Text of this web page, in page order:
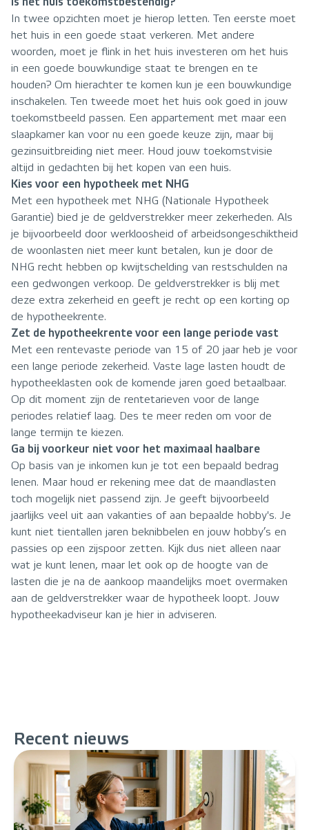
In twee opzichten moet je hierop letten. Ten eerste moet
het huis in een goede staat verkeren. Met andere
woorden, moet je flink in het huis investeren om het huis
in een goede bouwkundige staat te brengen en te
houden? Om hierachter te komen kun je een bouwkundige
inschakelen. Ten tweede moet het huis ook goed in jouw
toekomstbeeld passen. Een appartement met maar een
slaapkamer kan voor nu een goede keuze zijn, maar bij
gezinsuitbreiding niet meer. Houd jouw toekomstvisie
altijd in gedachten bij het kopen van een huis.
Kies voor een hypotheek met NHG
Met een hypotheek met NHG (Nationale Hypotheek
Garantie) bied je de geldverstrekker meer zekerheden. Als
je bijvoorbeeld door werkloosheid of arbeidsongeschiktheid
de woonlasten niet meer kunt betalen, kun je door de
NHG recht hebben op kwijtschelding van restschulden na
een gedwongen verkoop. De geldverstrekker is blij met
deze extra zekerheid en geeft je recht op een korting op
de hypotheekrente.
Zet de hypotheekrente voor een lange periode vast
Met een rentevaste periode van 15 of 20 jaar heb je voor
een lange periode zekerheid. Vaste lage lasten houdt de
hypotheeklasten ook de komende jaren goed betaalbaar.
Op dit moment zijn de rentetarieven voor de lange
periodes relatief laag. Des te meer reden om voor de
lange termijn te kiezen.
Ga bij voorkeur niet voor het maximaal haalbare
Op basis van je inkomen kun je tot een bepaald bedrag
lenen. Maar houd er rekening mee dat de maandlasten
toch mogelijk niet passend zijn. Je geeft bijvoorbeeld
jaarlijks veel uit aan vakanties of aan bepaalde hobby's. Je
kunt niet tientallen jaren beknibbelen en jouw hobby’s en
passies op een zijspoor zetten. Kijk dus niet alleen naar
wat je kunt lenen, maar let ook op de hoogte van de
lasten die je na de aankoop maandelijks moet overmaken
aan de geldverstrekker waar de hypotheek loopt. Jouw
hypotheekadviseur kan je hier in adviseren.
Recent nieuws